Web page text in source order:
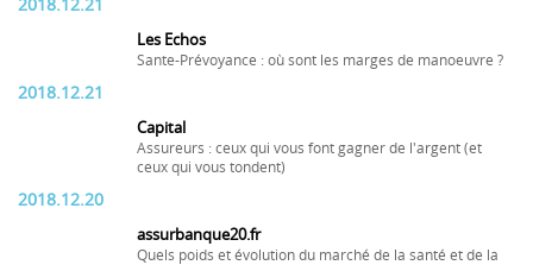
2018.12.21
Les Echos
Sante-Prévoyance : où sont les marges de manoeuvre ?
2018.12.21
Capital
Assureurs : ceux qui vous font gagner de l'argent (et
ceux qui vous tondent)
2018.12.20
assurbanque20.fr
Quels poids et évolution du marché de la santé et de la